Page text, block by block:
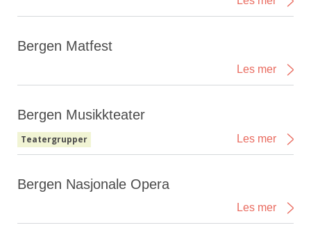
Bergen Matfest
Les mer
Bergen Musikkteater
Teatergrupper Les mer
Bergen Nasjonale Opera
Les mer